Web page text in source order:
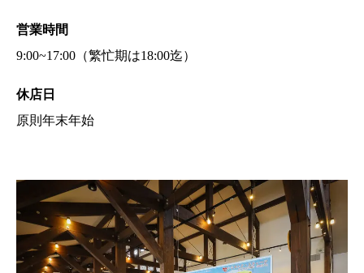
営業時間
9:00~17:00（繁忙期は18:00迄）
休店日
原則年末年始